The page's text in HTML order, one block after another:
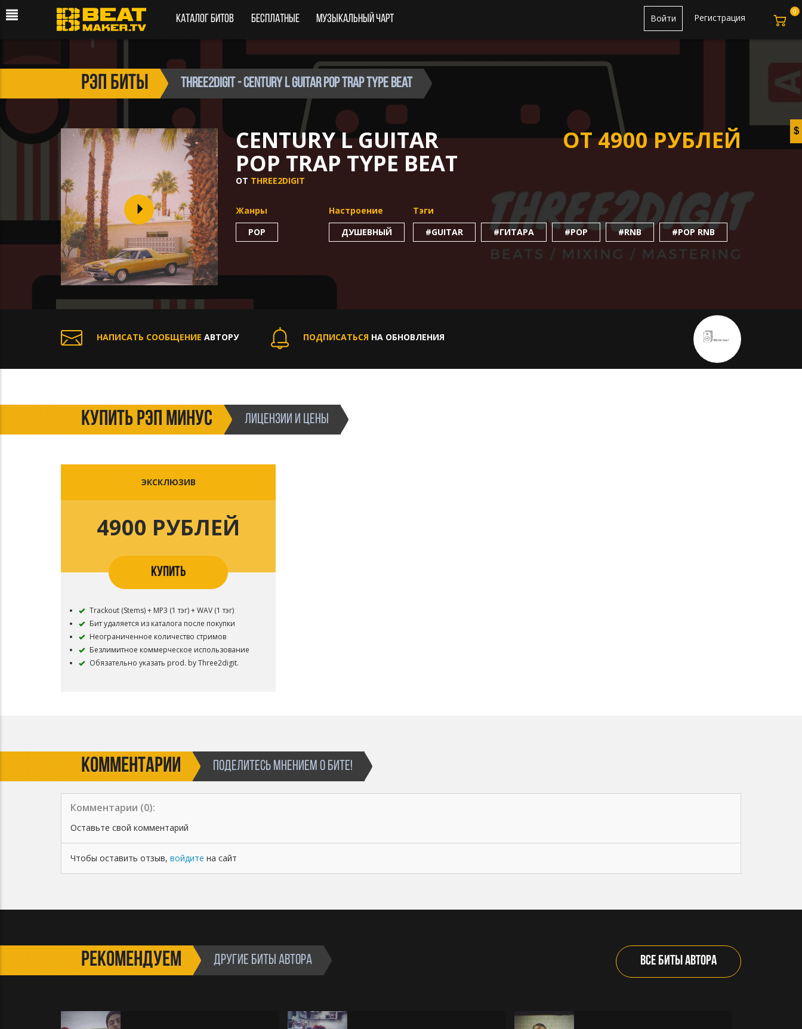
Каталог битов Бесплатные Музыкальный чарт Регистрация
Войти
рэп биты Three2digit - Century l Guitar Pop Trap Type Beat
CENTURY L GUITAR
POP TRAP TYPE BEAT
ОТ THREE2DIGIT
ОТ 4900 РУБЛЕЙ
Жанры
POP
Настроение
ДУШЕВНЫЙ
Тэги
#GUITAR
#ГИТАРА #POP #RNB #POP RNB
НАПИСАТЬ СООБЩЕНИЕ АВТОРУ ПОДПИСАТЬСЯ НА ОБНОВЛЕНИЯ
КУПИТЬ РЭП МИНУС ЛИЦЕНЗИИ И ЦЕНЫ
ЭКСКЛЮЗИВ
4900 РУБЛЕЙ
КУПИТЬ
Trackout (Stems) + МР3 (1 тэг) + WAV (1 тэг)
Бит удаляется из каталога после покупки
Неограниченное количество стримов
Безлимитное коммерческое использование
Обязательно указать prod. by Three2digit.
КОММЕНТАРИИ ПОДЕЛИТЕСЬ МНЕНИЕМ О БИТЕ!
Комментарии (0):
Оставьте свой комментарий
Чтобы оставить отзыв, войдите на сайт
РЕКОМЕНДУЕМ ДРУГИЕ БИТЫ АВТОРА ВСЕ БИТЫ АВТОРА
0